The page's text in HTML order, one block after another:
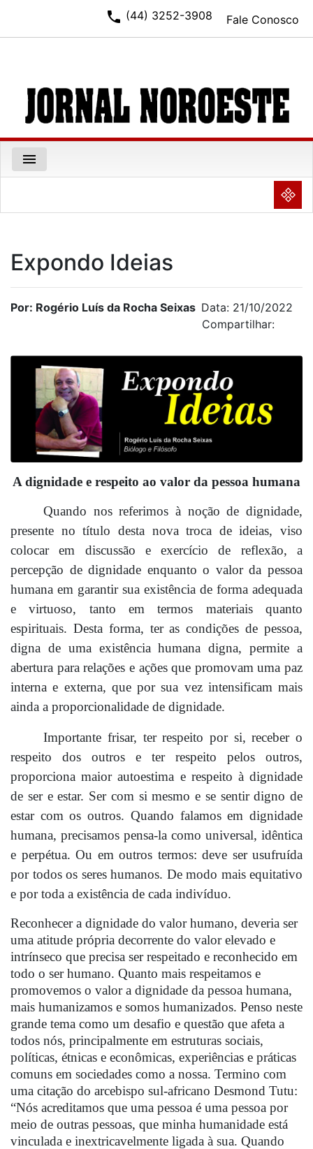
Fale Conosco
phone (44) 3252-3908
menu
NULL
Expondo Ideias
Por: Rogério Luís da Rocha Seixas Data: 21/10/2022
Compartilhar:
A dignidade e respeito ao valor da pessoa humana
Quando nos referimos à noção de dignidade,
presente no título desta nova troca de ideias, viso
colocar em discussão e exercício de reflexão, a
percepção de dignidade enquanto o valor da pessoa
humana em garantir sua existência de forma adequada
e virtuoso, tanto em termos materiais quanto
espirituais. Desta forma, ter as condições de pessoa,
digna de uma existência humana digna, permite a
abertura para relações e ações que promovam uma paz
interna e externa, que por sua vez intensificam mais
ainda a proporcionalidade de dignidade.
Importante frisar, ter respeito por si, receber o
respeito dos outros e ter respeito pelos outros,
proporciona maior autoestima e respeito à dignidade
de ser e estar. Ser com si mesmo e se sentir digno de
estar com os outros. Quando falamos em dignidade
humana, precisamos pensa-la como universal, idêntica
e perpétua. Ou em outros termos: deve ser usufruída
por todos os seres humanos. De modo mais equitativo
e por toda a existência de cada indivíduo.
Reconhecer a dignidade do valor humano, deveria ser
uma atitude própria decorrente do valor elevado e
intrínseco que precisa ser respeitado e reconhecido em
todo o ser humano. Quanto mais respeitamos e
promovemos o valor a dignidade da pessoa humana,
mais humanizamos e somos humanizados. Penso neste
grande tema como um desafio e questão que afeta a
todos nós, principalmente em estruturas sociais,
políticas, étnicas e econômicas, experiências e práticas
comuns em sociedades como a nossa. Termino com
uma citação do arcebispo sul-africano Desmond Tutu:
“Nós acreditamos que uma pessoa é uma pessoa por
meio de outras pessoas, que minha humanidade está
vinculada e inextricavelmente ligada à sua. Quando